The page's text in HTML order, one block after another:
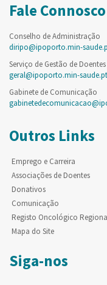
Fale Connosco
Conselho de Administração
diripo@ipoporto.min-
Serviço de Gestão de Doentes
geral@ipoporto.min-saude.pt
Gabinete de Comunicação
Outros Links
Emprego e Carreira
Associações de Doentes
Donativos
Comunicação
Registo Oncológico
Mapa do Site
Siga-nos